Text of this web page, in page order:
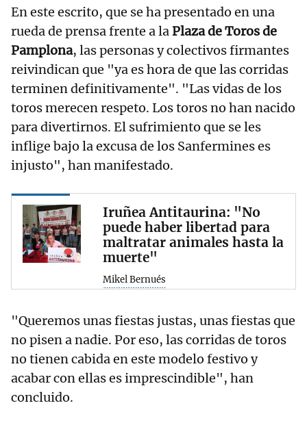
En este escrito, que se ha presentado en una
rueda de prensa frente a laPlaza de Toros de
Pamplona, las personas y colectivos firmantes
reivindican que "ya es hora de que las corridas
terminen definitivamente". "Las vidas de los
toros merecen respeto. Los toros no han nacido
para divertirnos. El sufrimiento que se les
inflige bajo la excusa de los Sanfermines es
injusto", han manifestado.
Iruñea Antitaurina: "No
puede haber libertad para
maltratar animales hasta la
muerte"
Mikel Bernués
"Queremos unas fiestas justas, unas fiestas que
no pisen a nadie. Por eso, las corridas de toros
no tienen cabida en este modelo festivo y
acabar con ellas es imprescindible", han
concluido.